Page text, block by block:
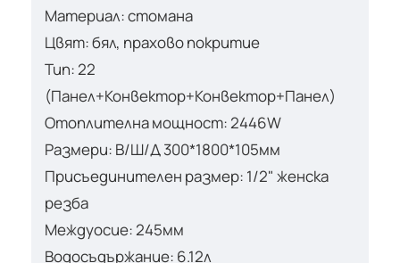
Материал: стомана
Цвят: бял, прахово покритие
Тип: 22
(Панел+Конвектор+Конвектор+Панел)
Отоплителна мощност: 2446W
Размери: В/Ш/Д 300*1800*105мм
Присъединителен размер: 1/2" женска
резба
Междуосие: 245мм
Водосъдържание: 6.12л